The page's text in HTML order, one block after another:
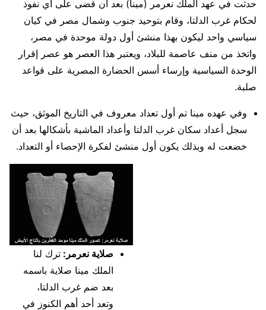
حدثت في عهد الملك نعرمر (مينا) بعد أن قضى على أي نفوذ
لحكام غرب الدلتا، وقام بتوحيد جنوب وشمال مصر في كيان
سياسي واحد ليكون بهذا منشئ أول دولة موحدة في مصر،
واتخذ من منف عاصمة للبلاد، ويعتبر هذا العصر هو عصر إقرار
الوحدة السياسية وإرساء أسس الحضارة المصرية على قواعد
صلبة.
وفي عهده مينا تم أول تعداد معروف في التاريخ الموثق، حيث
سجل أعداد سكان غرب الدلتا وأعداد الماشية بأشكالها بعد أن
خضعت له وبذلك يكون أول منشئ لفكرة الإحصاء أو التعداد.
صلاية نعرمر: ترك لنا
الملك مينا صلاية باسمه
بعد ضم غرب الدلتا،
وتعد أحد أهم الكنوز في